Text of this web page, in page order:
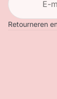
Retourneren